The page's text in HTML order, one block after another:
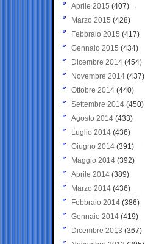
Aprile 2015 (407)
Marzo 2015 (428)
Febbraio 2015 (417)
Gennaio 2015 (434)
Dicembre 2014 (454)
Novembre 2014 (437)
Ottobre 2014 (440)
Settembre 2014 (450)
Agosto 2014 (433)
Luglio 2014 (436)
Giugno 2014 (391)
Maggio 2014 (392)
Aprile 2014 (389)
Marzo 2014 (436)
Febbraio 2014 (386)
Gennaio 2014 (419)
Dicembre 2013 (367)